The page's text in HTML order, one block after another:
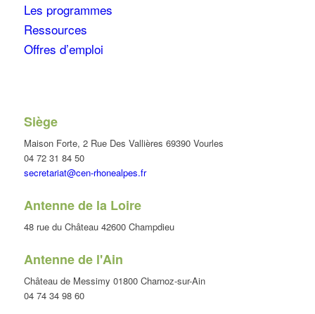
Les programmes
Ressources
Offres d’emploi
Siège
Maison Forte, 2 Rue Des Vallières 69390 Vourles
04 72 31 84 50
secretariat@cen-rhonealpes.fr
Antenne de la Loire
48 rue du Château 42600 Champdieu
Antenne de l'Ain
Château de Messimy 01800 Charnoz-sur-Ain
04 74 34 98 60